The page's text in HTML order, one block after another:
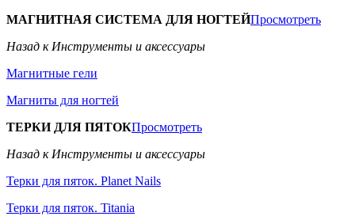
МАГНИТНАЯ СИСТЕМА ДЛЯ НОГТЕЙПросмотреть
Назад к Инструменты и аксессуары
Магнитные гели
Магниты для ногтей
ТЕРКИ ДЛЯ ПЯТОКПросмотреть
Назад к Инструменты и аксессуары
Терки для пяток. Planet Nails
Терки для пяток. Titania